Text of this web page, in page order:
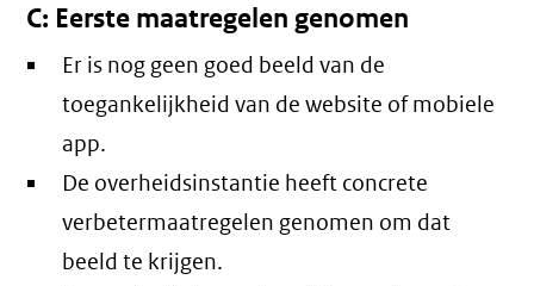
C: Eerste maatregelen genomen
Er is nog geen goed beeld van de
toegankelijkheid van de website of mobiele
app.
De overheidsinstantie heeft concrete
verbetermaatregelen genomen om dat
beeld te krijgen.